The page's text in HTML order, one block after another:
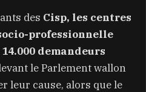
des Cisp, les centres
professionnelle
14.000 demandeurs
le Parlement wallon
leur cause, alors que le